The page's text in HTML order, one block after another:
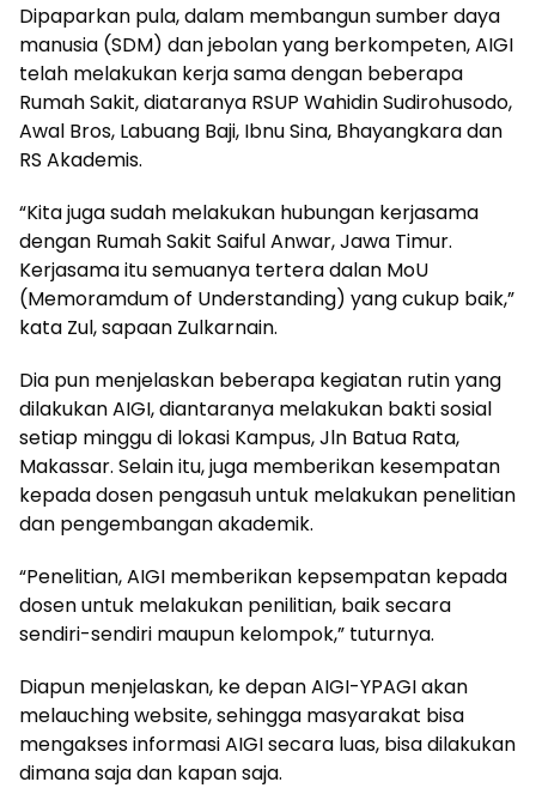
Dipaparkan pula, dalam membangun sumber daya
manusia (SDM) dan jebolan yang berkompeten, AIGI
telah melakukan kerja sama dengan beberapa
Rumah Sakit, diataranya RSUP Wahidin Sudirohusodo,
Awal Bros, Labuang Baji, Ibnu Sina, Bhayangkara dan
RS Akademis.
“Kita juga sudah melakukan hubungan kerjasama
dengan Rumah Sakit Saiful Anwar, Jawa Timur.
Kerjasama itu semuanya tertera dalan MoU
(Memoramdum of Understanding) yang cukup baik,”
kata Zul, sapaan Zulkarnain.
Dia pun menjelaskan beberapa kegiatan rutin yang
dilakukan AIGI, diantaranya melakukan bakti sosial
setiap minggu di lokasi Kampus, Jln Batua Rata,
Makassar. Selain itu, juga memberikan kesempatan
kepada dosen pengasuh untuk melakukan penelitian
dan pengembangan akademik.
“Penelitian, AIGI memberikan kepsempatan kepada
dosen untuk melakukan penilitian, baik secara
sendiri-sendiri maupun kelompok,” tuturnya.
Diapun menjelaskan, ke depan AIGI-YPAGI akan
melauching website, sehingga masyarakat bisa
mengakses informasi AIGI secara luas, bisa dilakukan
dimana saja dan kapan saja.